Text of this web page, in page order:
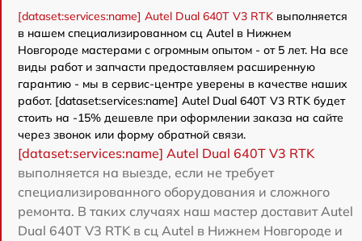
[dataset:services:name] Autel Dual 640T V3 RTK выполняется
в нашем специализированном сц Autel в Нижнем
Новгороде мастерами с огромным опытом - от 5 лет. На все
виды работ и запчасти предоставляем расширенную
гарантию - мы в сервис-центре уверены в качестве наших
работ. [dataset:services:name] Autel Dual 640T V3 RTK будет
стоить на -15% дешевле при оформлении заказа на сайте
через звонок или форму обратной связи.
[dataset:services:name] Autel Dual 640T V3 RTK
выполняется на выезде, если не требует
специализированного оборудования и сложного
ремонта. В таких случаях наш мастер доставит Autel
Dual 640T V3 RTK в сц Autel в Нижнем Новгороде и